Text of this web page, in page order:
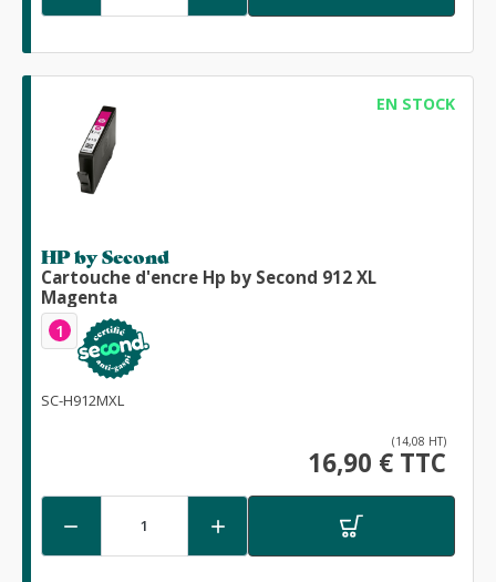
EN STOCK
HP by Second
Cartouche d'encre Hp by Second 912 XL
Magenta
1
SC-H912MXL
(14,08 HT)
16,90 € TTC
 